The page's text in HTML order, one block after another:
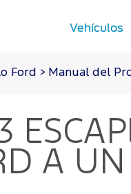
Ford
Vehículos
Ford > Manual del
A UN